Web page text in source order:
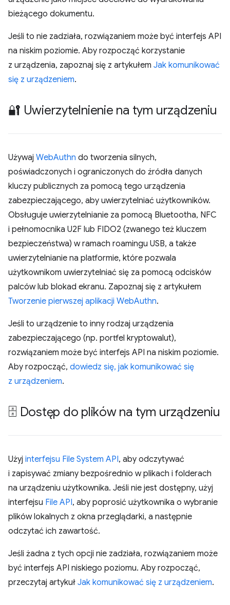
bieżącego dokumentu.
Jeśli to nie zadziała, rozwiązaniem może być interfejs API
na niskim poziomie. Aby rozpocząć korzystanie
z urządzenia, zapoznaj się z artykułem Jak komunikować
się z urządzeniem.
🔐 Uwierzytelnienie na tym urządzeniu
Używaj WebAuthn do tworzenia silnych,
poświadczonych i ograniczonych do źródła danych
kluczy publicznych za pomocą tego urządzenia
zabezpieczającego, aby uwierzytelniać użytkowników.
Obsługuje uwierzytelnianie za pomocą Bluetootha, NFC
i pełnomocnika U2F lub FIDO2 (zwanego też kluczem
bezpieczeństwa) w ramach roamingu USB, a także
uwierzytelnianie na platformie, które pozwala
użytkownikom uwierzytelniać się za pomocą odcisków
palców lub blokad ekranu. Zapoznaj się z artykułem
Tworzenie pierwszej aplikacji WebAuthn.
Jeśli to urządzenie to inny rodzaj urządzenia
zabezpieczającego (np. portfel kryptowalut),
rozwiązaniem może być interfejs API na niskim poziomie.
Aby rozpocząć, dowiedz się, jak komunikować się
z urządzeniem.
🗄 Dostęp do plików na tym urządzeniu
Użyj interfejsu File System API, aby odczytywać
i zapisywać zmiany bezpośrednio w plikach i folderach
na urządzeniu użytkownika. Jeśli nie jest dostępny, użyj
interfejsu File API, aby poprosić użytkownika o wybranie
plików lokalnych z okna przeglądarki, a następnie
odczytać ich zawartość.
Jeśli żadna z tych opcji nie zadziała, rozwiązaniem może
być interfejs API niskiego poziomu. Aby rozpocząć,
przeczytaj artykuł Jak komunikować się z urządzeniem.